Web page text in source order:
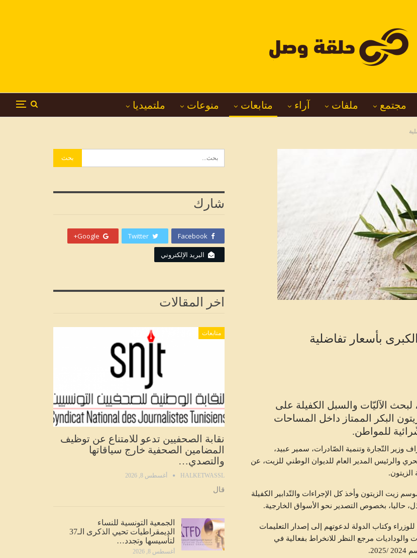
مجتمع ملفات آراء متابعات منوعات ملتميديا
بأسعار تفاضلية
الآليّات والسبل الكفيلة على
البكر الممتاز داخل المساحات
للمواطن.
وزير التّجارة وتنمية الصّادرات، سمير عبيد،
والرئيس المدير العام للديوان الوطني للزيت، عن
الزيتون وأخذ كل الإجراءات والتّدابير الكفيلة
حاليا، بخصوص التصدير نحو الأسواق الخارجية.
وكتاب الدولة لدعوتهم إلى إصدار التعليمات
والوداديات مرجع النظر للانخراط بفعالية في
شارك
Facebook
Twitter
Google+
البريد الإلكتروني
اخر المقالات
متابعات
نقابة الصحفيين تدعو للامتناع عن توظيف
المضامين الصحفية خارج سياقاتها
والتصدي…
HALKETWASSL أغسطس 8, 2026
قال
الجمعية التونسية للنساء
الديمقراطيات تحيي الذكرى الـ37
لتأسيسها وتجدد…
أغسطس 8, 2026